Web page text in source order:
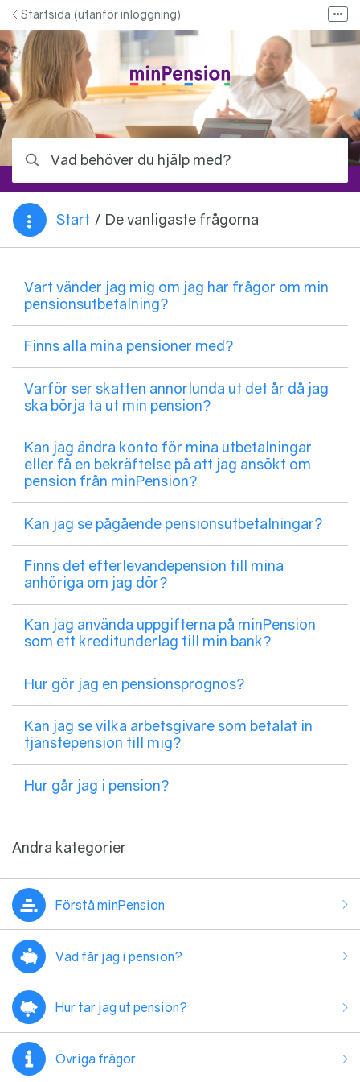
Hoppa till innehåll
Startsida (utanför inloggning)
Bloggen - Allt om pension
Kontakta oss
Kontakta ditt pensionsbolag
Logga in på minPension
Fler
Du är här:Start / De vanligaste frågorna
Vart vänder jag mig om jag har frågor om min
pensionsutbetalning?
Finns alla mina pensioner med?
Varför ser skatten annorlunda ut det år då jag
ska börja ta ut min pension?
Kan jag ändra konto för mina utbetalningar
eller få en bekräftelse på att jag ansökt om
pension från minPension?
Kan jag se pågående pensionsutbetalningar?
Finns det efterlevandepension till mina
anhöriga om jag dör?
Kan jag använda uppgifterna på minPension
som ett kreditunderlag till min bank?
Hur gör jag en pensionsprognos?
Kan jag se vilka arbetsgivare som betalat in
tjänstepension till mig?
Hur går jag i pension?
Andra kategorier
Förstå minPension
Vad får jag i pension?
Hur tar jag ut pension?
Övriga frågor